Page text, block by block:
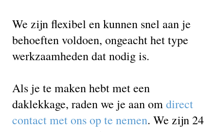
We zijn flexibel en kunnen snel aan je
behoeften voldoen, ongeacht het type
werkzaamheden dat nodig is.
Als je te maken hebt met een
daklekkage, raden we je aan omdirect
contact met ons op te nemen. We zijn 24